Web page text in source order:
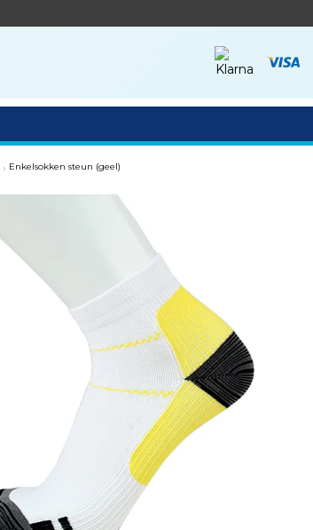
› Enkelsokken steun (geel)